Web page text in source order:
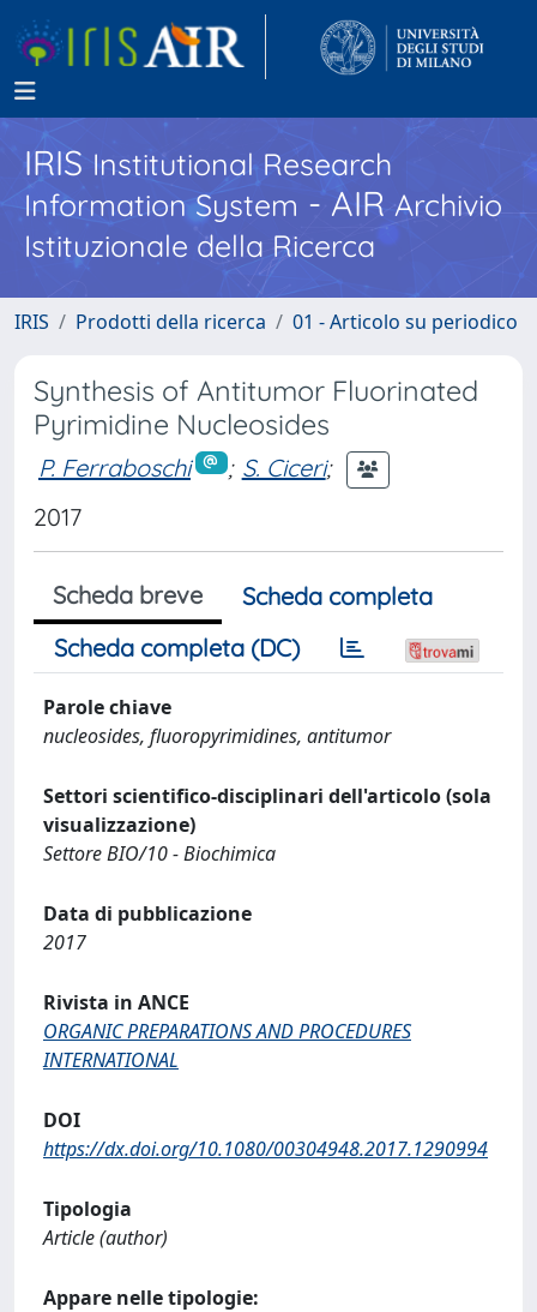
IRISInstitutional Research
Information System - AIR Archivio
Istituzionale della Ricerca
IRIS Prodotti della ricerca 01 - Articolo su periodico
Synthesis of Antitumor Fluorinated
Pyrimidine Nucleosides
P. Ferraboschi ; S. Ciceri;
2017
Scheda breve
Scheda completa
Scheda completa (DC)
Parole chiave
nucleosides, fluoropyrimidines, antitumor
Settori scientifico-disciplinari dell'articolo (sola
visualizzazione)
Settore BIO/10 - Biochimica
Data di pubblicazione
2017
Rivista in ANCE
ORGANIC PREPARATIONS AND PROCEDURES
INTERNATIONAL
DOI
https://dx.doi.org/10.1080/00304948.2017.1290994
Tipologia
Article (author)
Appare nelle tipologie: